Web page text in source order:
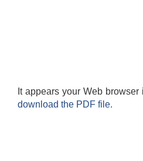
It appears your Web
download the PDF file.